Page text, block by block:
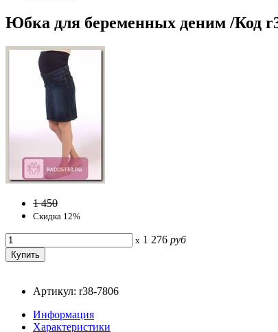
Юбка для беременных деним /Код
1 450
Скидка 12%
x 1 276 руб
Артикул: r38-7806
Информация
Характеристики